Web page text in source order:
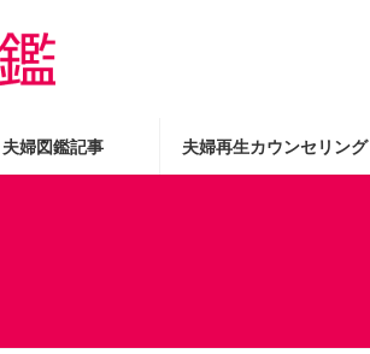
夫婦図鑑記事 夫婦再生カウンセリング